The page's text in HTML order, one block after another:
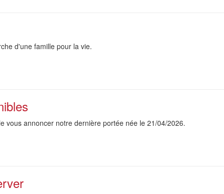
d'une famille pour la vie.
vous annoncer notre dernière portée née le 21/04/2026.